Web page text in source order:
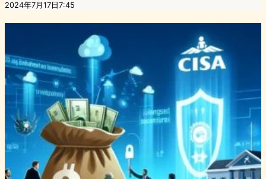
2024年7月17日7:45